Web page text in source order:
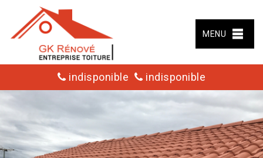
MENU
indisponible indisponible